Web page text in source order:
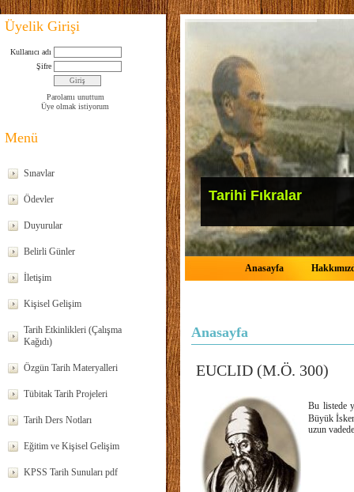
Üyelik Girişi
Kullanıcı adı
Şifre
Parolamı unuttum
Üye olmak istiyorum
Menü
Sınavlar
Ödevler
Duyurular
Belirli Günler
İletişim
Kişisel Gelişim
Tarih Etkinlikleri (Çalışma
Kağıdı)
Özgün Tarih Materyalleri
Tübitak Tarih Projeleri
Tarih Ders Notları
Eğitim ve Kişisel Gelişim
KPSS Tarih Sunuları pdf
Tarihi Fıkralar
Anasayfa
Anasayfa
EUCLID (M.Ö. 300)
Bu listede
Büyük
uzun